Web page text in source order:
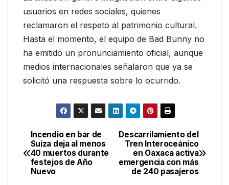
usuarios en redes sociales, quienes
reclamaron el respeto al patrimonio cultural.
Hasta el momento, el equipo de Bad Bunny no
ha emitido un pronunciamiento oficial, aunque
medios internacionales señalaron que ya se
solicitó una respuesta sobre lo ocurrido.
Navegación
de
Descarrilamiento del
Tren Interoceánico
en Oaxaca activa
emergencia con más
de 240 pasajeros
Incendio en bar de
Suiza deja al menos
40 muertos durante
festejos de Año
Nuevo